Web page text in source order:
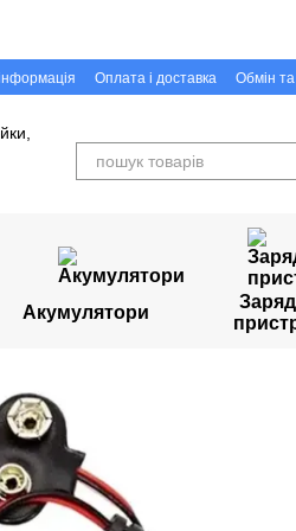
Оплата і доставка
Обмін
Акумулятори